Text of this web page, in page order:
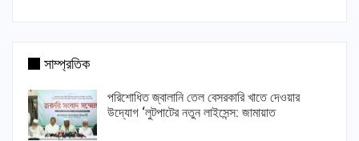
সাম্প্রতিক
পরিশোধিত জ্বালানি তেল বেসরকারি খাতে দেওয়ার
উদ্যোগ ‘লুটপাটের নতুন লাইসেন্স: জামায়াত